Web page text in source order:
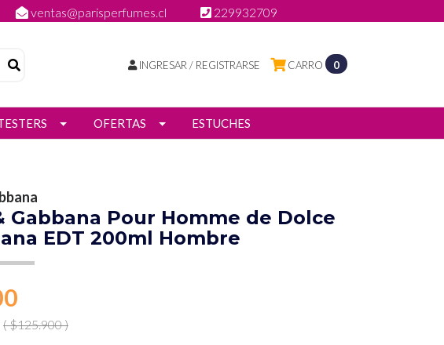
ventas@parisperfumes.cl 229932709
CARRO 0
INGRESAR / REGISTRARSE
OFERTAS ESTUCHES
Gabbana Pour Homme de Dolce
EDT 200ml Hombre
( $125.900 )